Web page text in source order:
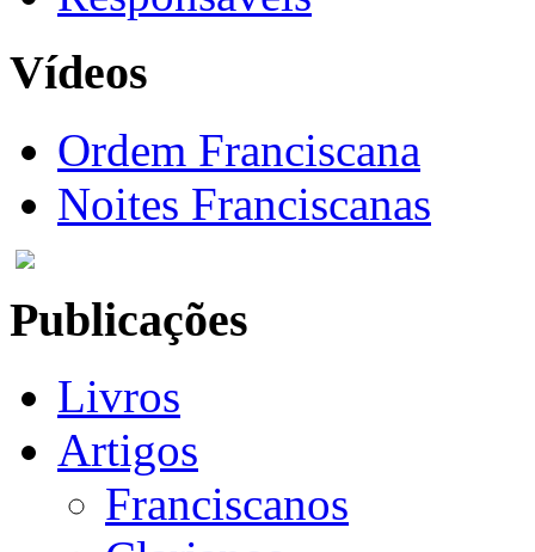
Vídeos
Ordem Franciscana
Noites Franciscanas
Publicações
Livros
Artigos
Franciscanos